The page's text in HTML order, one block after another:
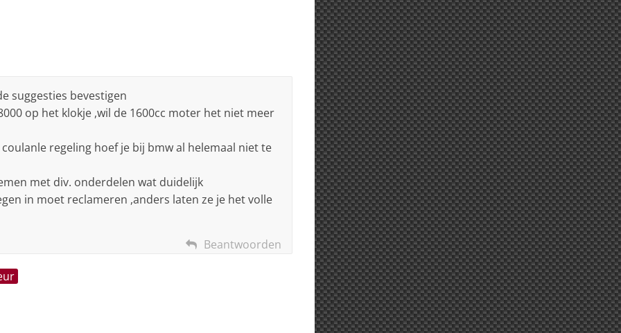
suggesties bevestigen
op het klokje ,wil de 1600cc moter het niet meer
regeling hoef je bij bmw al helemaal niet te
met div. onderdelen wat duidelijk
in moet reclameren ,anders laten ze je het volle
Beantwoorden